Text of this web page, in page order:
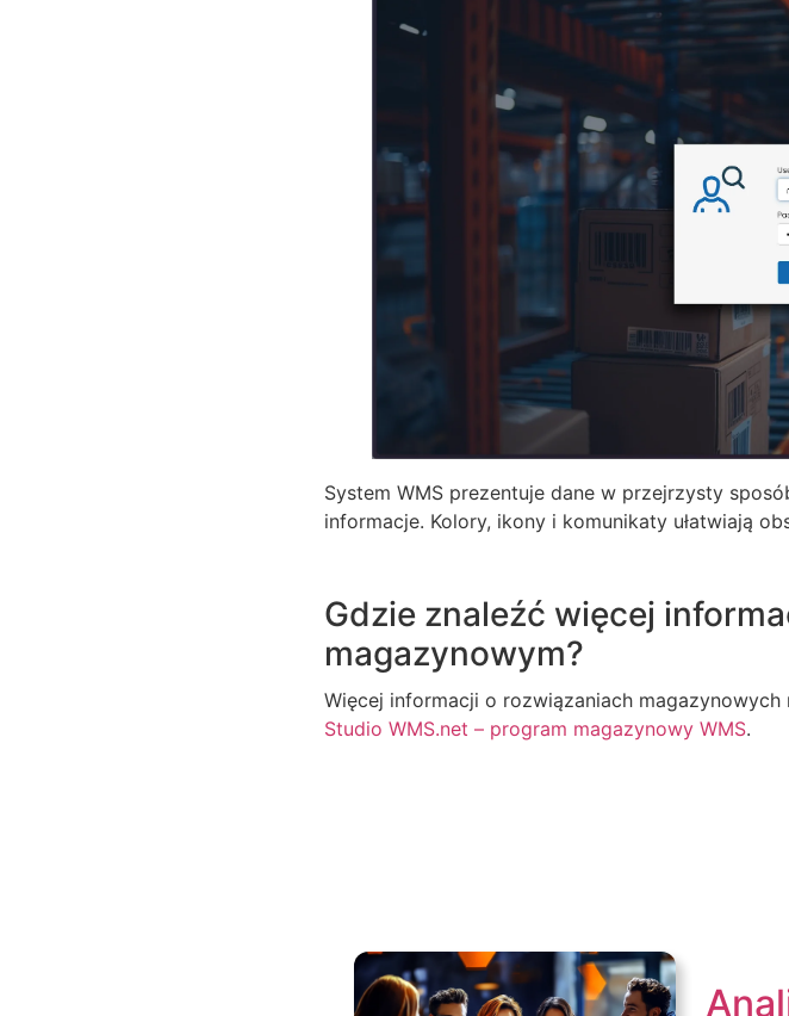
System WMS prezentuje dane w przejrzysty
informacje. Kolory, ikony i komunikaty ułatwiają
Gdzie znaleźć więcej
magazynowym?
Więcej informacji o rozwiązaniach magazynowych
Studio WMS.net – program magazynowy WMS.